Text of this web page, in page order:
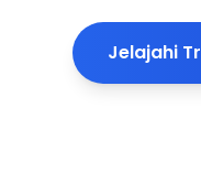
Jelajahi